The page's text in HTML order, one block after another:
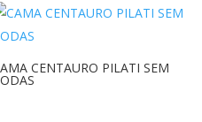
CENTAURO PILATI SEM